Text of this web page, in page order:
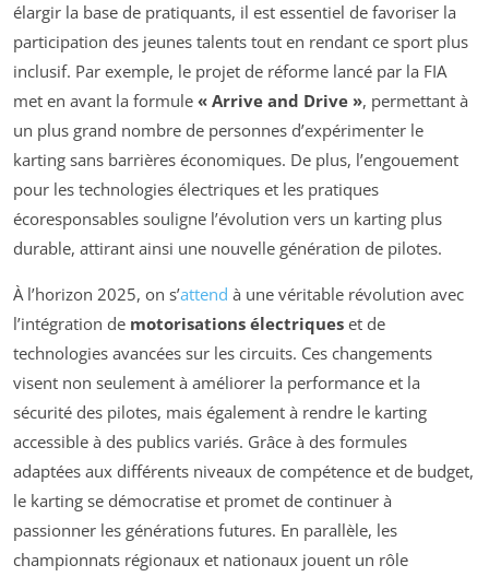
élargir la base de pratiquants, il est essentiel de favoriser la
participation des jeunes talents tout en rendant ce sport plus
inclusif. Par exemple, le projet de réforme lancé par la FIA
met en avant la formule « Arrive and Drive », permettant à
un plus grand nombre de personnes d’expérimenter le
karting sans barrières économiques. De plus, l’engouement
pour les technologies électriques et les pratiques
écoresponsables souligne l’évolution vers un karting plus
durable, attirant ainsi une nouvelle génération de pilotes.
À l’horizon 2025, on s’attend à une véritable révolution avec
l’intégration de motorisations électriques et de
technologies avancées sur les circuits. Ces changements
visent non seulement à améliorer la performance et la
sécurité des pilotes, mais également à rendre le karting
accessible à des publics variés. Grâce à des formules
adaptées aux différents niveaux de compétence et de budget,
le karting se démocratise et promet de continuer à
passionner les générations futures. En parallèle, les
championnats régionaux et nationaux jouent un rôle